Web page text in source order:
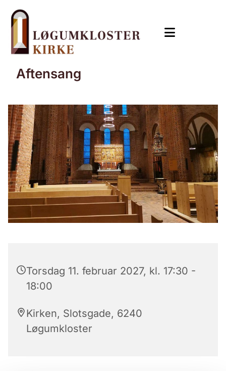
Aftensang
Torsdag 11. februar 2027, kl. 17:30 -
18:00
Kirken, Slotsgade, 6240
Løgumkloster